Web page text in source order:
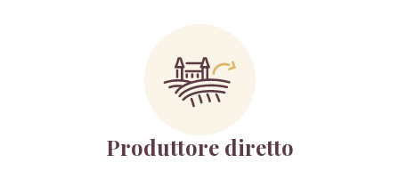
Produttore diretto